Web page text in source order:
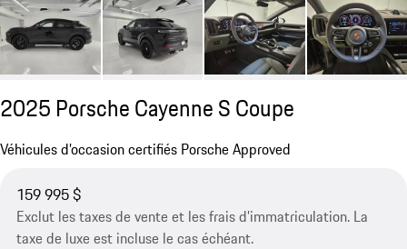
2025 Porsche Cayenne S Coupe
Véhicules d’occasion certifiés Porsche Approved
159 995 $
Exclut les taxes de vente et les frais d’immatriculation. La
taxe de luxe est incluse le cas échéant.